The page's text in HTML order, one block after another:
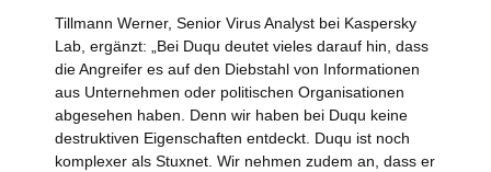
Tillmann Werner, Senior Virus Analyst bei Kaspersky
Lab, ergänzt: „Bei Duqu deutet vieles darauf hin, dass
die Angreifer es auf den Diebstahl von Informationen
aus Unternehmen oder politischen Organisationen
abgesehen haben. Denn wir haben bei Duqu keine
destruktiven Eigenschaften entdeckt. Duqu ist noch
komplexer als Stuxnet. Wir nehmen zudem an, dass er